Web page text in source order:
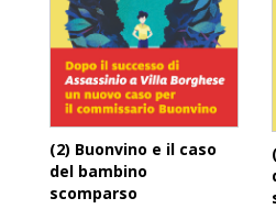
(2) Buonvino e il caso
del bambino
scomparso